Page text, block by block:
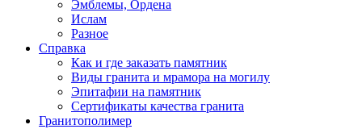
Эмблемы, Ордена
Ислам
Разное
Справка
Как и где заказать памятник
Виды гранита и мрамора на могилу
Эпитафии на памятник
Сертификаты качества гранита
Гранитополимер